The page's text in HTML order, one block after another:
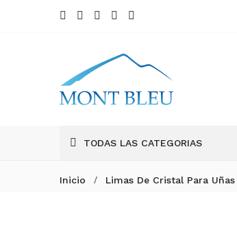
TODAS LAS CATEGORIAS
Inicio / Limas De Cristal Para Uñas